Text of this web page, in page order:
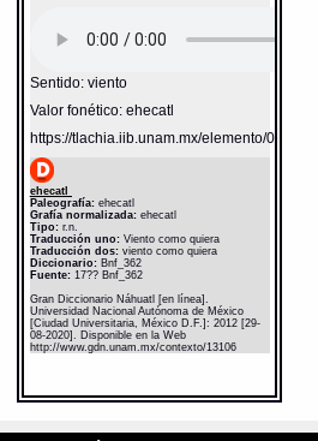
Sentido: viento
Valor fonético: ehecatl
https://tlachia.iib.unam.mx/elemento/04.02.05
ehecatl
Paleografía:ehecatl
Grafía normalizada:ehecatl
Tipo:r.n.
Traducción uno:Viento como quiera
Traducción dos:viento como quiera
Diccionario: Bnf_362
Fuente:17?? Bnf_362
Gran Diccionario Náhuatl [en línea].
Universidad Nacional Autónoma de México
[Ciudad Universitaria, México D.F.]: 2012 [29-
08-2020]. Disponible en la Web
http://www.gdn.unam.mx/contexto/13106